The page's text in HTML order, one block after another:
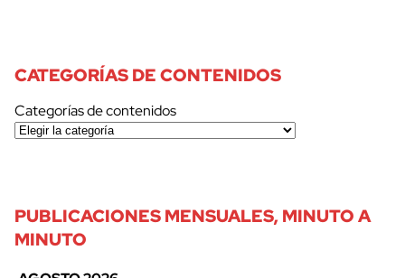
CATEGORÍAS DE CONTENIDOS
Categorías de contenidos
PUBLICACIONES MENSUALES, MINUTO A
MINUTO